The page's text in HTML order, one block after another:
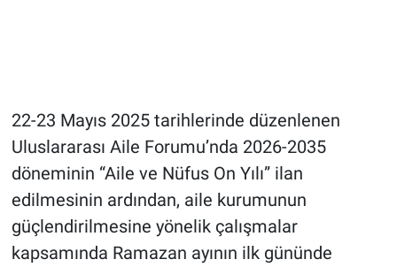
22-23 Mayıs 2025 tarihlerinde düzenlenen
Uluslararası Aile Forumu’nda 2026-2035
döneminin “Aile ve Nüfus On Yılı” ilan
edilmesinin ardından, aile kurumunun
güçlendirilmesine yönelik çalışmalar
kapsamında Ramazan ayının ilk gününde